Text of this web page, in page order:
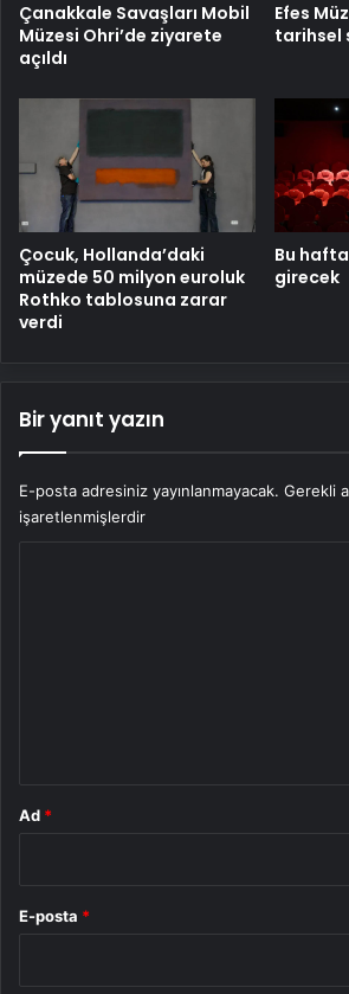
Çanakkale Savaşları Mobil
Müzesi Ohri’de ziyarete
açıldı
Efes
tarihsel
Çocuk, Hollanda’daki
müzede 50 milyon euroluk
Rothko tablosuna zarar
verdi
Bu
girecek
Bir yanıt yazın
E-posta adresiniz yayınlanmayacak. Gerekli
işaretlenmişlerdir
Ad *
E-posta *